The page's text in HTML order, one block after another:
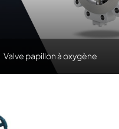
Valve papillon à oxygène